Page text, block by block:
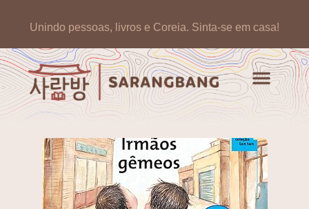
Unindo pessoas, livros e Coreia. Sinta-se em casa!